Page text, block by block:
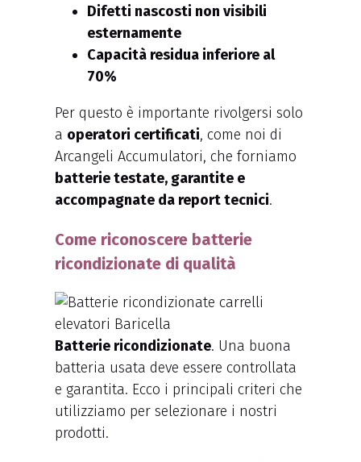
Difetti nascosti non visibili
esternamente
Capacità residua inferiore al
70%
Per questo è importante rivolgersi solo
a operatori certificati, come noi di
Arcangeli Accumulatori, che forniamo
batterie testate, garantite e
accompagnate da report tecnici.
Come riconoscere batterie
ricondizionate di qualità
Batterie ricondizionate. Una buona
batteria usata deve essere controllata
e garantita. Ecco i principali criteri che
utilizziamo per selezionare i nostri
prodotti.